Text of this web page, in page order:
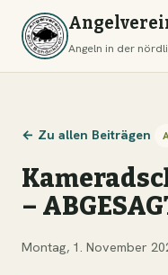
Angeln in der
← Zu allen Beiträgen
–
Montag, 1. November